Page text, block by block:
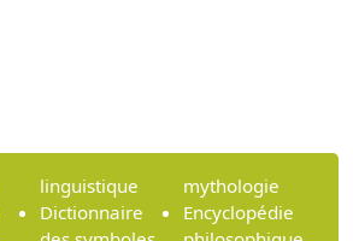
linguistique
Dictionnaire
mythologie
Encyclopédie